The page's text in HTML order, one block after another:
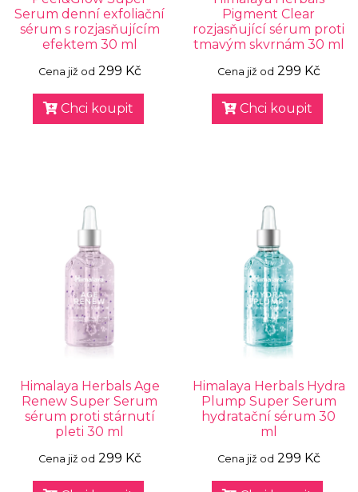
Serum denní exfoliační
sérum s rozjasňujícím
efektem 30 ml
Cena již od 299 Kč
Chci koupit
Pigment Clear
rozjasňující sérum proti
tmavým skvrnám 30 ml
Cena již od 299 Kč
Chci koupit
Himalaya Herbals Age
Renew Super Serum
sérum proti stárnutí
pleti 30 ml
Cena již od 299 Kč
Himalaya Herbals Hydra
Plump Super Serum
hydratační sérum 30
ml
Cena již od 299 Kč